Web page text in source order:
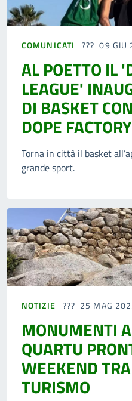
COMUNICATI 09 GIU
AL POETTO IL
LEAGUE'
DI BASKET
DOPE FACTORY
Torna in città il basket
grande sport.
NOTIZIE 25 MAG
MONUMENTI
QUARTU
WEEKEND
TURISMO